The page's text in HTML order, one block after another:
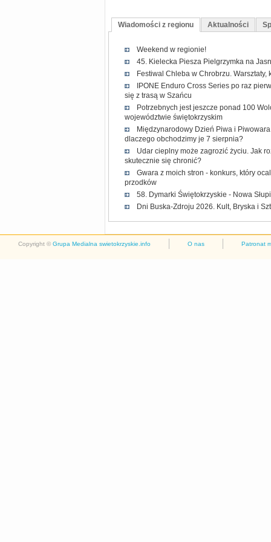
Wiadomości z regionu Aktualności
Weekend w regionie!
45. Kielecka Piesza Pielgrzymka na
Festiwal Chleba w Chrobrzu.
IPONE Enduro Cross Series po raz
się z trasą w Szańcu
Potrzebnych jest jeszcze ponad 100
województwie świętokrzyskim
Międzynarodowy Dzień Piwa i
dlaczego obchodzimy je 7 sierpnia?
Udar cieplny może zagrozić życiu. Jak
skutecznie się chronić?
Gwara z moich stron - konkurs, który
przodków
58. Dymarki Świętokrzyskie - Nowa
Dni Buska-Zdroju 2026. Kult, Bryska i
Copyright © Grupa Medialna swietokrzyskie.info O nas Patronat